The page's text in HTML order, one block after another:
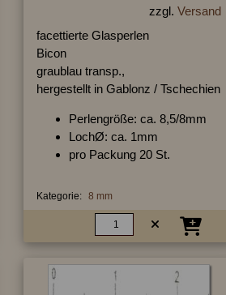
zzgl. Versand
facettierte Glasperlen
Bicon
graublau transp.,
hergestellt in Gablonz / Tschechien
Perlengröße: ca. 8,5/8mm
LochØ: ca. 1mm
pro Packung 20 St.
Kategorie: 8 mm